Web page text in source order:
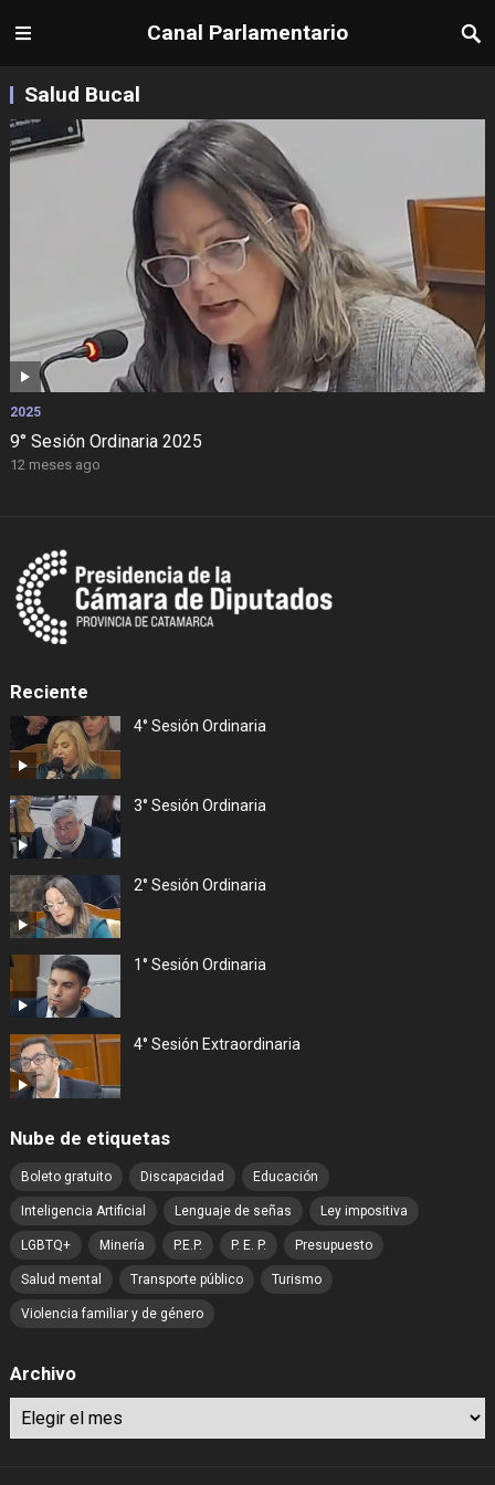
Canal Parlamentario
Salud Bucal
2025
9° Sesión Ordinaria 2025
12 meses ago
Reciente
4° Sesión Ordinaria
3° Sesión Ordinaria
2° Sesión Ordinaria
1° Sesión Ordinaria
4° Sesión Extraordinaria
Nube de etiquetas
Boleto gratuito Discapacidad Educación
Inteligencia Artificial Lenguaje de señas Ley impositiva
LGBTQ+ Minería P.E.P. P. E. P. Presupuesto
Salud mental Transporte público Turismo
Violencia familiar y de género
Archivo
Archivo